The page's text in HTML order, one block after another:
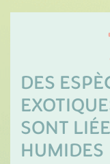
DES
SONT
HUMIDES